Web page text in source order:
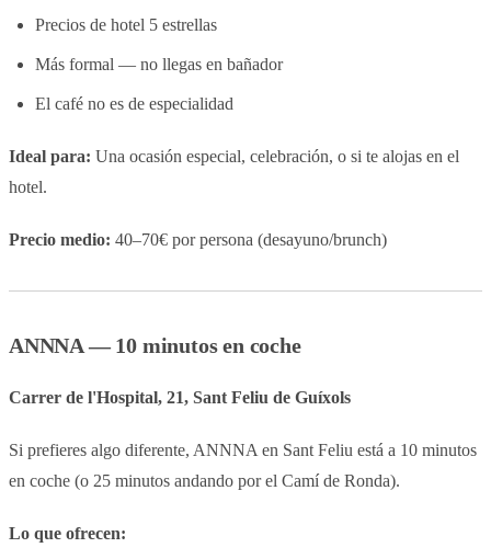
Precios de hotel 5 estrellas
Más formal — no llegas en bañador
El café no es de especialidad
Ideal para: Una ocasión especial, celebración, o si te alojas en el
hotel.
Precio medio: 40–70€ por persona (desayuno/brunch)
ANNNA — 10 minutos en coche
Carrer de l'Hospital, 21, Sant Feliu de Guíxols
Si prefieres algo diferente, ANNNA en Sant Feliu está a 10 minutos
en coche (o 25 minutos andando por el Camí de Ronda).
Lo que ofrecen: